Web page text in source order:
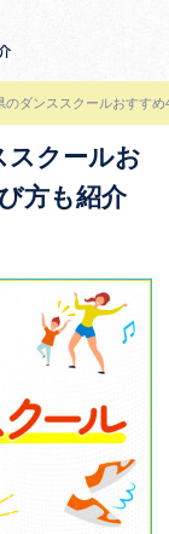
のダンススクールおすす
スクールお
方も紹介